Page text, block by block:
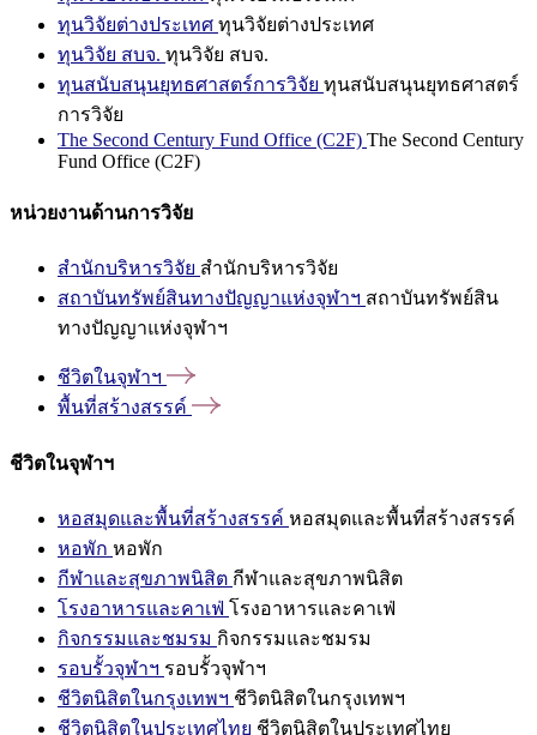
ทุนวิจัยต่างประเทศ ทุนวิจัยต่างประเทศ
ทุนวิจัย สบจ. ทุนวิจัย สบจ.
ทุนสนับสนุนยุทธศาสตร์การวิจัย ทุนสนับสนุนยุทธศาสตร์
การวิจัย
The Second Century Fund Office (C2F) The Second Century
Fund Office (C2F)
หน่วยงานด้านการวิจัย
สำนักบริหารวิจัย สำนักบริหารวิจัย
สถาบันทรัพย์สินทางปัญญาแห่งจุฬาฯ สถาบันทรัพย์สิน
ทางปัญญาแห่งจุฬาฯ
ชีวิตในจุฬาฯ
พื้นที่สร้างสรรค์
ชีวิตในจุฬาฯ
หอสมุดและพื้นที่สร้างสรรค์ หอสมุดและพื้นที่สร้างสรรค์
หอพัก หอพัก
กีฬาและสุขภาพนิสิต กีฬาและสุขภาพนิสิต
โรงอาหารและคาเฟ่ โรงอาหารและคาเฟ่
กิจกรรมและชมรม กิจกรรมและชมรม
รอบรั้วจุฬาฯ รอบรั้วจุฬาฯ
ชีวิตนิสิตในกรุงเทพฯ ชีวิตนิสิตในกรุงเทพฯ
ชีวิตนิสิตในประเทศไทย ชีวิตนิสิตในประเทศไทย